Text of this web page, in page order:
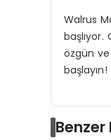
Walrus
başlıyor.
özgün
başlayın!
Benzer